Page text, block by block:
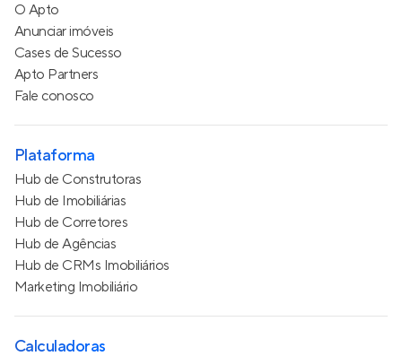
O Apto
Anunciar imóveis
Cases de Sucesso
Apto Partners
Fale conosco
Plataforma
Hub de Construtoras
Hub de Imobiliárias
Hub de Corretores
Hub de Agências
Hub de CRMs Imobiliários
Marketing Imobiliário
Calculadoras